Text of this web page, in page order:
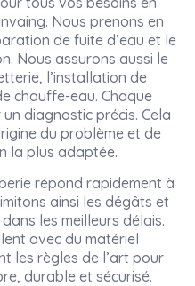
Nous prenons en
de fuite d’eau et le
Nous assurons aussi le
l’installation de
chauffe-eau. Chaque
diagnostic précis. Cela
du problème et de
la plus adaptée.
répond rapidement à
ainsi les dégâts et
les meilleurs délais.
avec du matériel
les règles de l’art pour
durable et sécurisé.